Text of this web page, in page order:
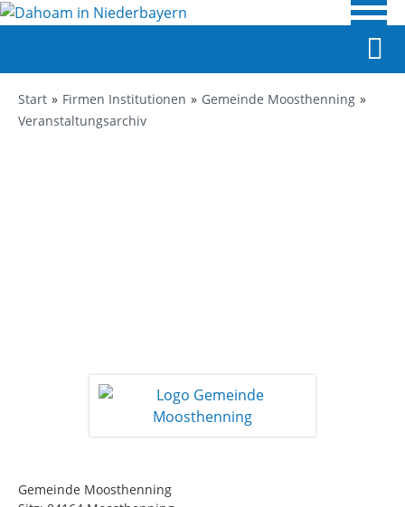
Start Firmen Institutionen
Gemeinde Moosthenning
Veranstaltungsarchiv
Gemeinde Moosthenning